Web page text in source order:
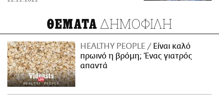
ΘΕΜΑΤΑ ΔΗΜΟΦΙΛΗ
HEALTHY PEOPLE
Είναι καλό
πρωινό η βρόμη; Ένας γιατρός
απαντά